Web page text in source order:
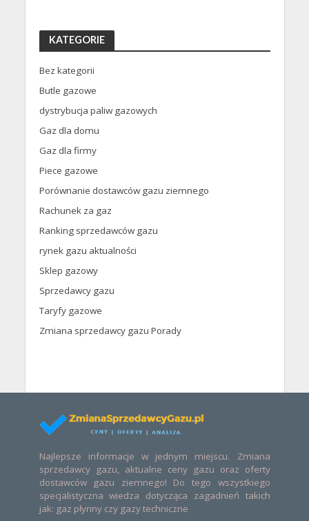
KATEGORIE
Bez kategorii
Butle gazowe
dystrybucja paliw gazowych
Gaz dla domu
Gaz dla firmy
Piece gazowe
Porównanie dostawców gazu ziemnego
Rachunek za gaz
Ranking sprzedawców gazu
rynek gazu aktualności
Sklep gazowy
Sprzedawcy gazu
Taryfy gazowe
Zmiana sprzedawcy gazu Porady
Najlepsze informacje w jednym miejscu. Zmiana
sprzedawcy gazu, aktualne ceny gazu oraz oferty
dostawców gazu ziemnego! Do tego wszystkiego
specjalistyczna wiedza dotycząca zagadnień takich
jak: gaz płynny czy gazy techniczne